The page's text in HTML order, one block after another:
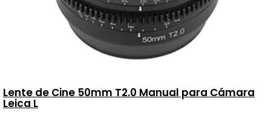
Lente de Cine 50mm T2.0 Manual para Cámara
Leica L